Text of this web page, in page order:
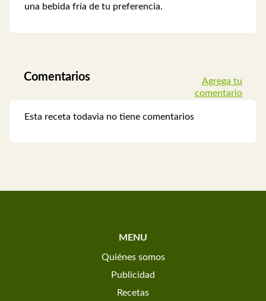
una bebida fría de tu preferencia.
Comentarios
Agrega tu
comentario
Esta receta todavia no tiene comentarios
MENU
Quiénes somos
Publicidad
Recetas